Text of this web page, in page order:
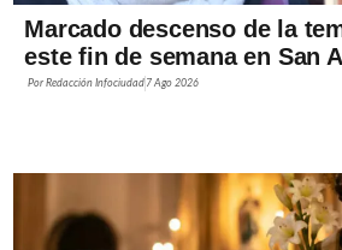
Marcado descenso de la
este fin de semana en San
PorRedacción Infociudad 7 Ago 2026